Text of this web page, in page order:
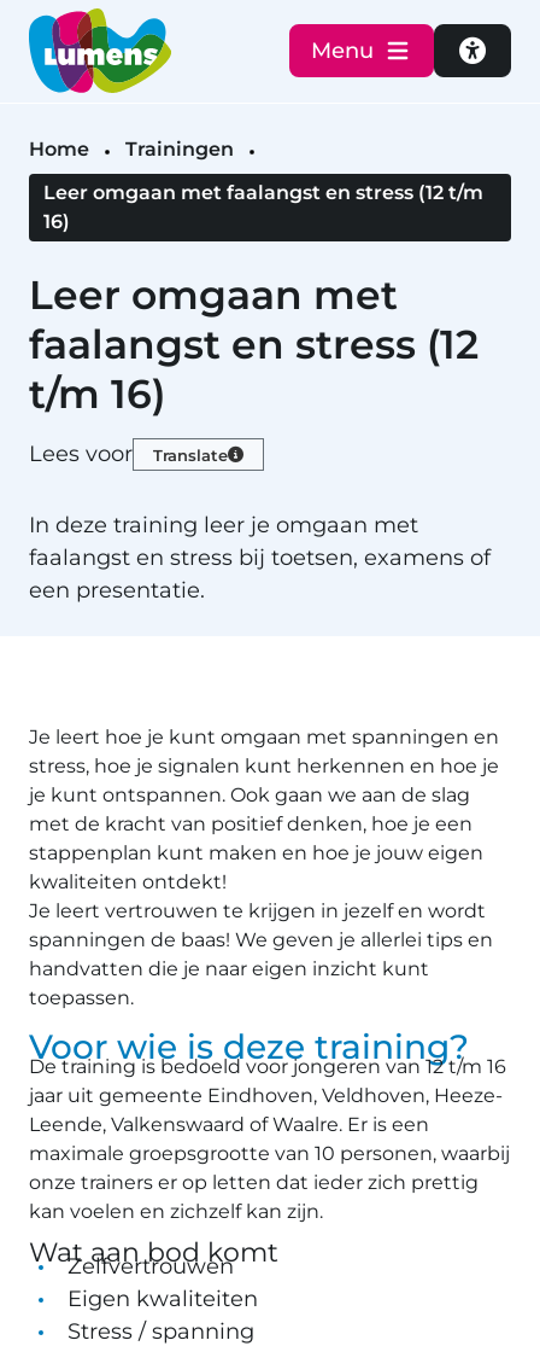
Menu
Home
Trainingen
Leer omgaan met faalangst en stress (12 t/m
16)
Leer omgaan met
faalangst en stress (12
t/m 16)
Lees voor Translate
In deze training leer je omgaan met
faalangst en stress bij toetsen, examens of
een presentatie.
Je leert hoe je kunt omgaan met spanningen en
stress, hoe je signalen kunt herkennen en hoe je
je kunt ontspannen. Ook gaan we aan de slag
met de kracht van positief denken, hoe je een
stappenplan kunt maken en hoe je jouw eigen
kwaliteiten ontdekt!
Je leert vertrouwen te krijgen in jezelf en wordt
spanningen de baas! We geven je allerlei tips en
handvatten die je naar eigen inzicht kunt
toepassen.
Voor wie is deze training?
De training is bedoeld voor jongeren van 12 t/m 16
jaar uit gemeente Eindhoven, Veldhoven, Heeze-
Leende, Valkenswaard of Waalre. Er is een
maximale groepsgrootte van 10 personen, waarbij
onze trainers er op letten dat ieder zich prettig
kan voelen en zichzelf kan zijn.
Wat aan bod komt
Zelfvertrouwen
Eigen kwaliteiten
Stress / spanning